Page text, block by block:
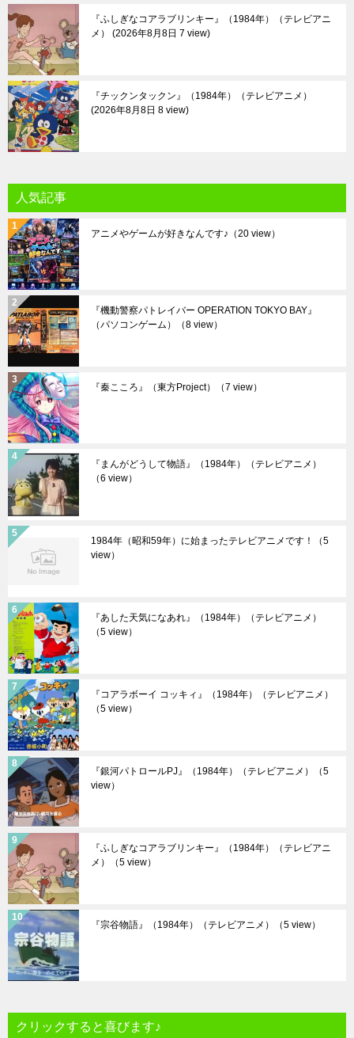
『ふしぎなコアラブリンキー』（1984年）（テレビアニ
メ）
2026年8月8日 7 view
『チックンタックン』（1984年）（テレビアニメ）
2026年8月8日 8 view
人気記事
アニメやゲームが好きなんです♪ （20 view）
『機動警察パトレイバー OPERATION TOKYO BAY』
（パソコンゲーム）
（8 view）
『秦こころ』（東方Project） （7 view）
『まんがどうして物語』（1984年）（テレビアニメ）
（6 view）
1984年（昭和59年）に始まったテレビアニメです！
（5
view）
『あした天気になあれ』（1984年）（テレビアニメ）
（5 view）
『コアラボーイ コッキィ』（1984年）（テレビアニメ）
（5 view）
『銀河パトロールPJ』（1984年）（テレビアニメ）
（5
view）
『ふしぎなコアラブリンキー』（1984年）（テレビアニ
メ）
（5 view）
『宗谷物語』（1984年）（テレビアニメ） （5 view）
クリックすると喜びます♪